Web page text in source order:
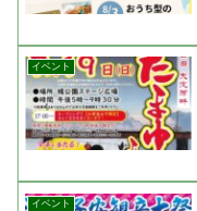
イベント
イベント